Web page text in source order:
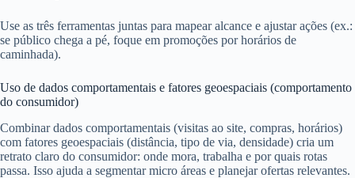
Use as três ferramentas juntas para mapear alcance e ajustar ações (ex.:
se público chega a pé, foque em promoções por horários de
caminhada).
Uso de dados comportamentais e fatores geoespaciais (comportamento
do consumidor)
Combinar dados comportamentais (visitas ao site, compras, horários)
com fatores geoespaciais (distância, tipo de via, densidade) cria um
retrato claro do consumidor: onde mora, trabalha e por quais rotas
passa. Isso ajuda a segmentar micro áreas e planejar ofertas relevantes.